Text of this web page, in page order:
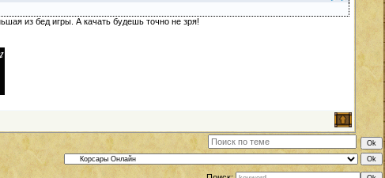
из бед игры. А качать будешь точно не зря!